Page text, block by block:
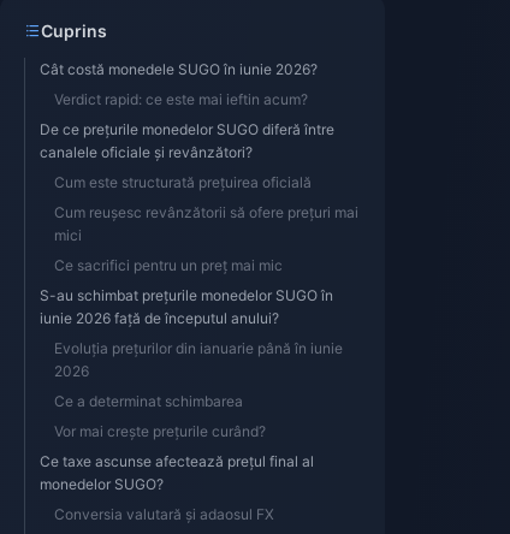
Cuprins
Cât costă monedele SUGO în iunie 2026?
Verdict rapid: ce este mai ieftin acum?
De ce prețurile monedelor SUGO diferă între
canalele oficiale și revânzători?
Cum este structurată prețuirea oficială
Cum reușesc revânzătorii să ofere prețuri mai
mici
Ce sacrifici pentru un preț mai mic
S-au schimbat prețurile monedelor SUGO în
iunie 2026 față de începutul anului?
Evoluția prețurilor din ianuarie până în iunie
2026
Ce a determinat schimbarea
Vor mai crește prețurile curând?
Ce taxe ascunse afectează prețul final al
monedelor SUGO?
Conversia valutară și adaosul FX